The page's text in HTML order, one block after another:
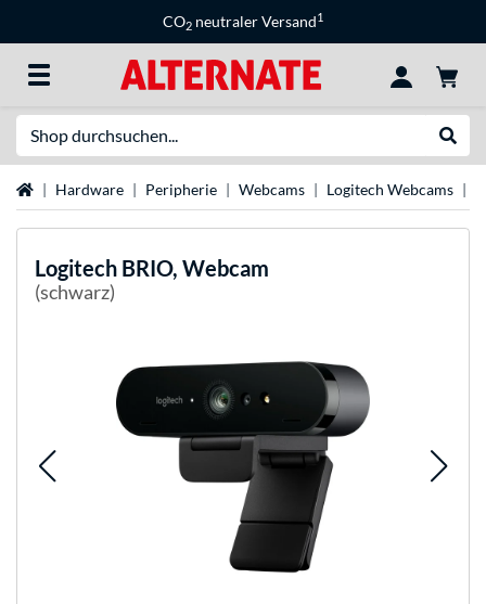
CO2 neutraler Versand1
StartseiteHardware Peripherie Webcams Logitech Webcams
Logitech BRIO, Webcam
(schwarz)